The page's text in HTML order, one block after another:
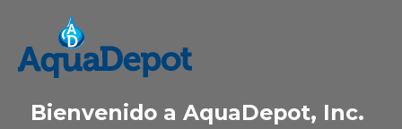
Bienvenido a AquaDepot, Inc.